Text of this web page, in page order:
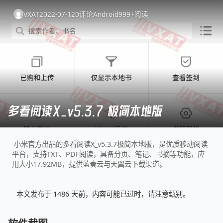
VXAT2022-07-120评论Android999+阅读
多看阅读X_v5.3.7 极简本地版
小米官方出品的多看阅读X_v5.3.7极简本地版，是优质移动阅读
平台，支持TXT、PDF阅读，具备分页、笔记、书摘等功能，应
用大小17.92MB，提供蓝奏云与天翼云下载渠道。
本文发布于 1486 天前，内容可能已过时，请注意甄别。